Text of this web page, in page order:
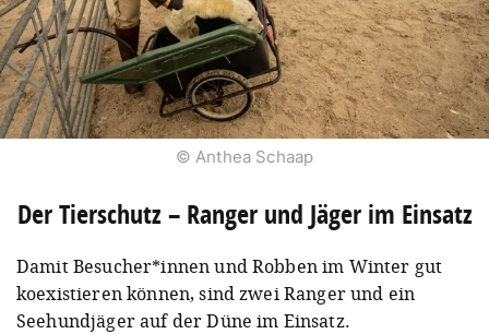
© Anthea Schaap
Der Tierschutz – Ranger und Jäger im Einsatz
Damit Besucher*innen und Robben im Winter gut
koexistieren können, sind zwei Ranger und ein
Seehundjäger auf der Düne im Einsatz.